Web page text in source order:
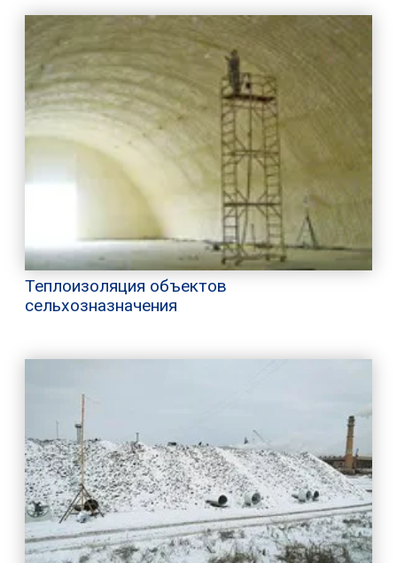
Теплоизоляция объектов
сельхозназначения